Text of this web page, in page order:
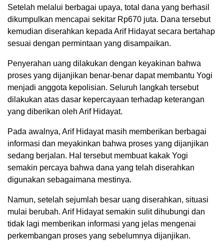
Setelah melalui berbagai upaya, total dana yang berhasil
dikumpulkan mencapai sekitar Rp670 juta. Dana tersebut
kemudian diserahkan kepada Arif Hidayat secara bertahap
sesuai dengan permintaan yang disampaikan.
Penyerahan uang dilakukan dengan keyakinan bahwa
proses yang dijanjikan benar-benar dapat membantu Yogi
menjadi anggota kepolisian. Seluruh langkah tersebut
dilakukan atas dasar kepercayaan terhadap keterangan
yang diberikan oleh Arif Hidayat.
Pada awalnya, Arif Hidayat masih memberikan berbagai
informasi dan meyakinkan bahwa proses yang dijanjikan
sedang berjalan. Hal tersebut membuat kakak Yogi
semakin percaya bahwa dana yang telah diserahkan
digunakan sebagaimana mestinya.
Namun, setelah sejumlah besar uang diserahkan, situasi
mulai berubah. Arif Hidayat semakin sulit dihubungi dan
tidak lagi memberikan informasi yang jelas mengenai
perkembangan proses yang sebelumnya dijanjikan.